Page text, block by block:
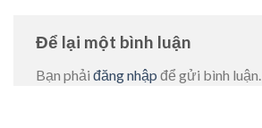
Để lại một bình luận
Bạn phải đăng nhập để gửi bình luận.